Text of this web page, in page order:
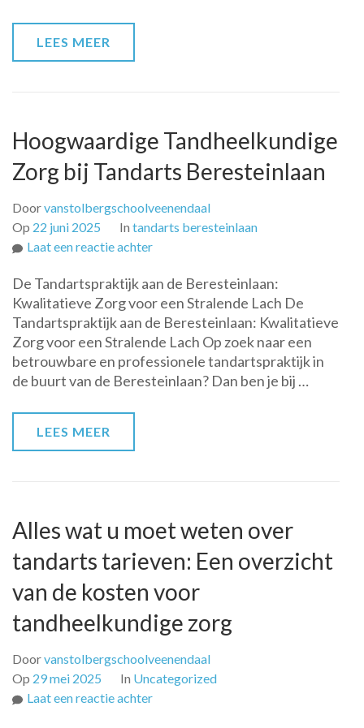
LEES MEER
Hoogwaardige Tandheelkundige
Zorg bij Tandarts Beresteinlaan
Doorvanstolbergschoolveenendaal
Op 22 juni 2025 In tandarts beresteinlaan
Laat een reactie achterop
Tandheelkundige
Zorg
bij
Tandarts
Beresteinlaan
De Tandartspraktijk aan de Beresteinlaan:
Kwalitatieve Zorg voor een Stralende Lach De
Tandartspraktijk aan de Beresteinlaan: Kwalitatieve
Zorg voor een Stralende Lach Op zoek naar een
betrouwbare en professionele tandartspraktijk in
de buurt van de Beresteinlaan? Dan ben je bij …
LEES MEER
Alles wat u moet weten over
tandarts tarieven: Een overzicht
van de kosten voor
tandheelkundige zorg
Doorvanstolbergschoolveenendaal
Op 29 mei 2025 In Uncategorized
Laat een reactie achterop